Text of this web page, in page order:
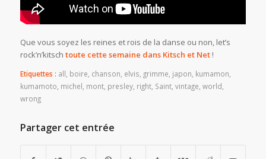
Que vous soyez les reines et rois de la danse ou non, let’s
rock’n’kitsch toute cette semaine dans Kitsch et Net!
Etiquettes : all boire chanson elvis grimme japon kumamon
kumamoto michel mont, presley, right, Saint, vintage world
wrong
Partager cet entrée